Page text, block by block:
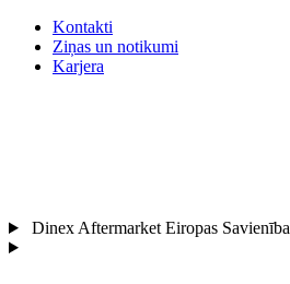
Kontakti
Ziņas un notikumi
Karjera
Dinex Aftermarket Eiropas Savienība